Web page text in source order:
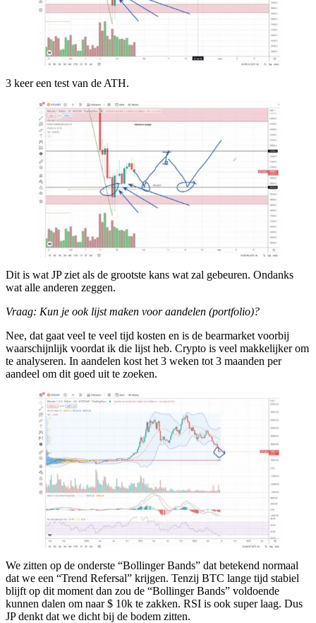
3 keer een test van de ATH.
Dit is wat JP ziet als de grootste kans wat zal gebeuren. Ondanks
wat alle anderen zeggen.
Vraag: Kun je ook lijst maken voor aandelen (portfolio)?
Nee, dat gaat veel te veel tijd kosten en is de bearmarket voorbij
waarschijnlijk voordat ik die lijst heb. Crypto is veel makkelijker om
te analyseren. In aandelen kost het 3 weken tot 3 maanden per
aandeel om dit goed uit te zoeken.
We zitten op de onderste “Bollinger Bands” dat betekend normaal
dat we een “Trend Refersal” krijgen. Tenzij BTC lange tijd stabiel
blijft op dit moment dan zou de “Bollinger Bands” voldoende
kunnen dalen om naar $ 10k te zakken. RSI is ook super laag. Dus
JP denkt dat we dicht bij de bodem zitten.